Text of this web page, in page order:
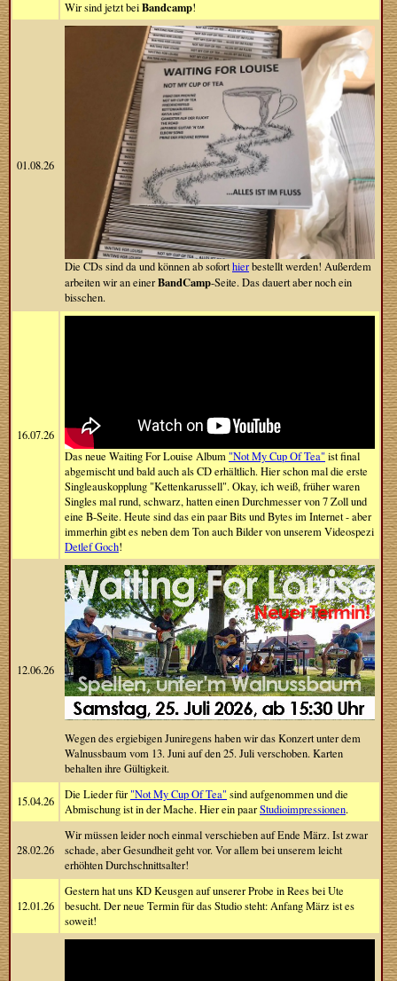
Wir sind jetzt beiBandcamp!
01.08.26
Die CDs sind da und können ab soforthierbestellt werden! Außerdem
arbeiten wir an einerBandCamp-Seite. Das dauert aber noch ein
bisschen.
16.07.26
Das neue Waiting For Louise Album "Not My Cup Of Tea" ist final
abgemischt und bald auch als CD erhältlich. Hier schon mal die erste
Singleauskopplung "Kettenkarussell". Okay, ich weiß, früher waren
Singles mal rund, schwarz, hatten einen Durchmesser von 7 Zoll und
eine B-Seite. Heute sind das ein paar Bits und Bytes im Internet - aber
immerhin gibt es neben dem Ton auch Bilder von unserem Videospezi
Detlef Goch!
12.06.26
Wegen des ergiebigen Juniregens haben wir das Konzert unter dem
Walnussbaum vom 13. Juni auf den 25. Juli verschoben. Karten
behalten ihre Gültigkeit.
15.04.26 Die Lieder für "Not My Cup Of Tea" sind aufgenommen und die
Abmischung ist in der Mache. Hier ein paarStudioimpressionen.
28.02.26
Wir müssen leider noch einmal verschieben auf Ende März. Ist zwar
schade, aber Gesundheit geht vor. Vor allem bei unserem leicht
erhöhten Durchschnittsalter!
12.01.26
Gestern hat uns KD Keusgen auf unserer Probe in Rees bei Ute
besucht. Der neue Termin für das Studio steht: Anfang März ist es
soweit!